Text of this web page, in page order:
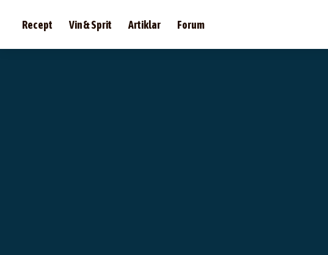
Recept Vin & Sprit Artiklar Forum